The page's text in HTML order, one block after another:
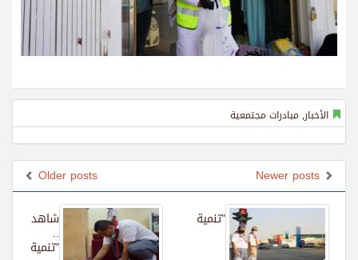
الأخبار, مبادرات مجتمعية
Older posts
شاهد
..
"تنمية
"تنمية